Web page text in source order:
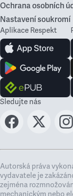
Ochrana osobních
Nastavení soukromí
Aplikace Respekt
Sledujte nás
Autorská práva
vydavatele je
zejména
mechanickým nebo